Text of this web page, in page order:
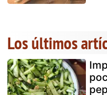
Los últimos